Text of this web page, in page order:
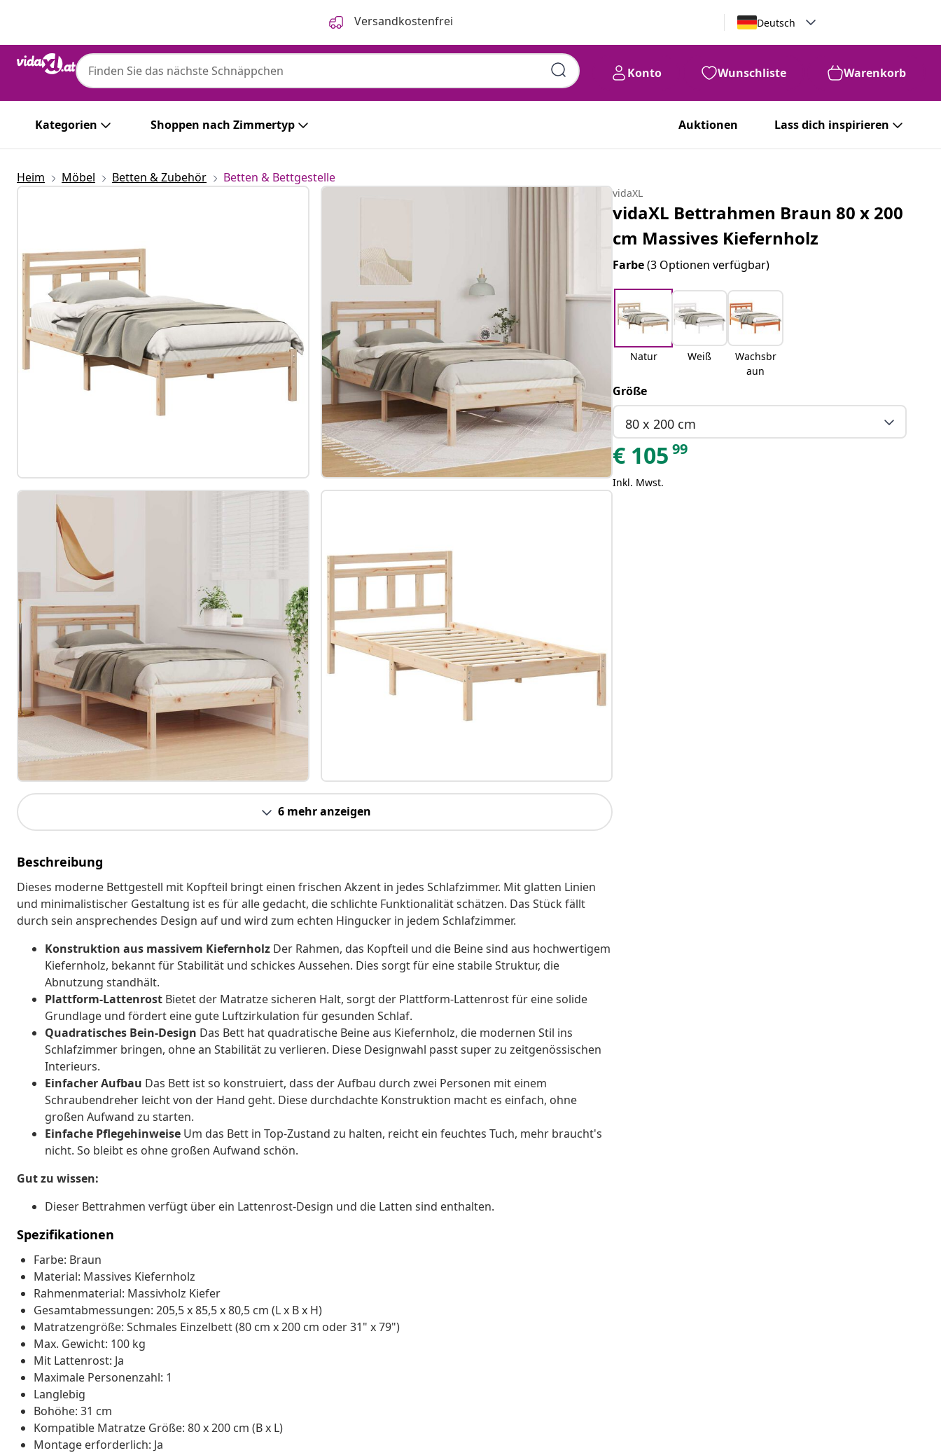
Versandkostenfrei Deutsch
Konto Wunschliste Warenkorb
Kategorien Shoppen nach Zimmertyp Auktionen Lass dich inspirieren
Heim Möbel Betten & Zubehör Betten & Bettgestelle
6 mehr anzeigen
Beschreibung
Dieses moderne Bettgestell mit Kopfteil bringt einen frischen Akzent in jedes Schlafzimmer. Mit glatten Linien
und minimalistischer Gestaltung ist es für alle gedacht, die schlichte Funktionalität schätzen. Das Stück fällt
durch sein ansprechendes Design auf und wird zum echten Hingucker in jedem Schlafzimmer.
Konstruktion aus massivem Kiefernholz Der Rahmen, das Kopfteil und die Beine sind aus hochwertigem
Kiefernholz, bekannt für Stabilität und schickes Aussehen. Dies sorgt für eine stabile Struktur, die
Abnutzung standhält.
Plattform-Lattenrost Bietet der Matratze sicheren Halt, sorgt der Plattform-Lattenrost für eine solide
Grundlage und fördert eine gute Luftzirkulation für gesunden Schlaf.
Quadratisches Bein-Design Das Bett hat quadratische Beine aus Kiefernholz, die modernen Stil ins
Schlafzimmer bringen, ohne an Stabilität zu verlieren. Diese Designwahl passt super zu zeitgenössischen
Interieurs.
Einfacher Aufbau Das Bett ist so konstruiert, dass der Aufbau durch zwei Personen mit einem
Schraubendreher leicht von der Hand geht. Diese durchdachte Konstruktion macht es einfach, ohne
großen Aufwand zu starten.
Einfache Pflegehinweise Um das Bett in Top-Zustand zu halten, reicht ein feuchtes Tuch, mehr braucht's
nicht. So bleibt es ohne großen Aufwand schön.
Gut zu wissen:
Dieser Bettrahmen verfügt über ein Lattenrost-Design und die Latten sind enthalten.
Spezifikationen
Farbe: Braun
Material: Massives Kiefernholz
Rahmenmaterial: Massivholz Kiefer
Gesamtabmessungen: 205,5 x 85,5 x 80,5 cm (L x B x H)
Matratzengröße: Schmales Einzelbett (80 cm x 200 cm oder 31" x 79")
Max. Gewicht: 100 kg
Mit Lattenrost: Ja
Maximale Personenzahl: 1
Langlebig
Bohöhe: 31 cm
Kompatible Matratze Größe: 80 x 200 cm (B x L)
Montage erforderlich: Ja
vidaXL
vidaXL Bettrahmen Braun 80 x 200
cm Massives Kiefernholz
Farbe(3 Optionen verfügbar)
Natur Weiß
Wachsbr
aun
Größe
80 x 200 cm
€ 105 99
Inkl. Mwst.